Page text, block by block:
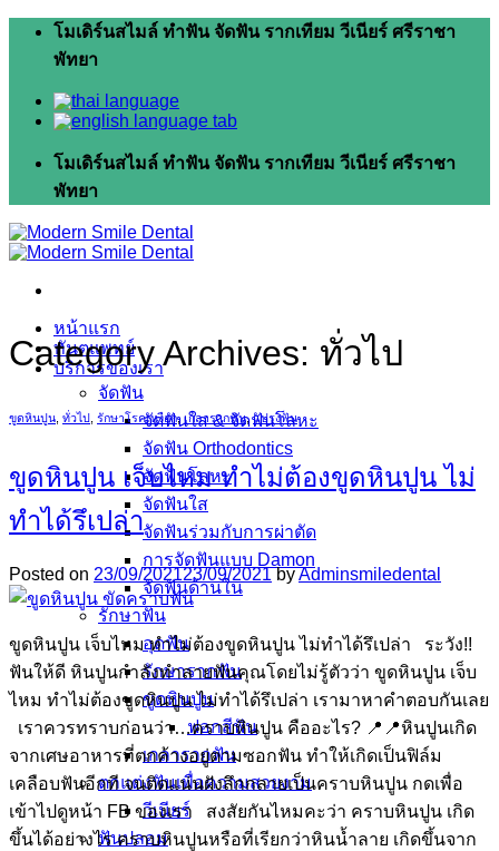
Skip
content
โมเดิร์นสไมล์ ทำฟัน จัดฟัน รากเทียม วีเนียร์ ศรีราชา
พัทยา
โมเดิร์นสไมล์ ทำฟัน จัดฟัน รากเทียม วีเนียร์ ศรีราชา
พัทยา
หน้าแรก
ทันตแพทย์
บริการของเรา
จัดฟัน
จัดฟันใส & จัดฟันโลหะ
จัดฟัน Orthodontics
จัดฟันโลหะ
จัดฟันใส
จัดฟันร่วมกับการผ่าตัด
การจัดฟันแบบ Damon
จัดฟันด้านใน
รักษาฟัน
อุดฟัน
รักษารากฟัน
ขูดหินปูน
ฟอกสีฟัน
เกลารากฟัน
ตกแต่งฟันเพื่อความสวยงาม
วีเนียร์
ฟันปลอม
Category Archives: ทั่วไป
ขูดหินปูน, ทั่วไป, รักษาโรคเหงือก, เกลารากฟัน,แปรงฟัน
ขูดหินปูน เจ็บไหม ทำไม่ต้องขูดหินปูน ไม่
ทำได้รึเปล่า
Posted on 23/09/202123/09/2021 byAdminsmiledental
ขูดหินปูน เจ็บไหม ทำไม่ต้องขูดหินปูน ไม่ทำได้รึเปล่า ระวัง!!
ฟันให้ดี หินปูนกำลังทำลายฟันคุณโดยไม่รู้ตัวว่า ขูดหินปูน เจ็บ
ไหม ทำไม่ต้องขูดหินปูน ไม่ทำได้รึเปล่า เรามาหาคำตอบกันเลย
เราควรทราบก่อนว่า…คราบหินปูน คืออะไร? 📍📍หินปูนเกิด
จากเศษอาหารที่ตกค้างอยู่ตามซอกฟัน ทำให้เกิดเป็นฟิล์ม
เคลือบฟันอีกที จนติดแน่นฝังลึกกลายเป็นคราบหินปูน กดเพื่อ
เข้าไปดูหน้า FB ของเรา สงสัยกันไหมคะว่า คราบหินปูน เกิด
ขึ้นได้อย่างไร คราบหินปูนหรือที่เรียกว่าหินน้ำลาย เกิดขึ้นจาก